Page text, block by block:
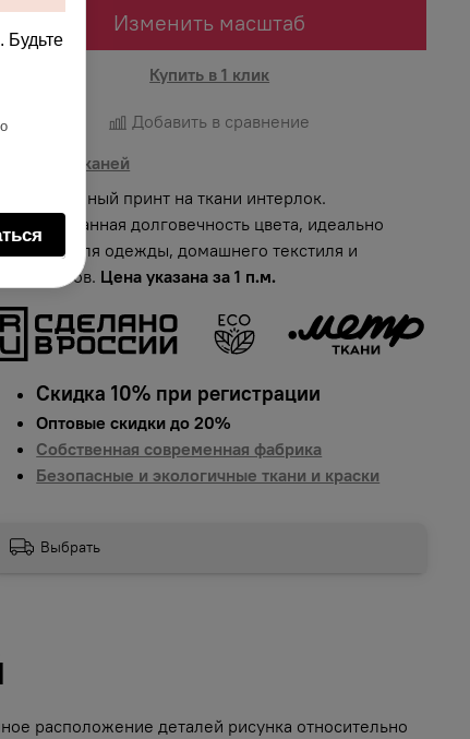
Изменить масштаб
Купить в 1 клик
Добавить в сравнение
Описание тканей
Яркий и сочный принт на ткани интерлок.
Гарантированная долговечность цвета, идеально
подходит для одежды, домашнего текстиля и
аксессуаров. Цена указана за 1 п.м.
Скидка 10% при регистрации
Оптовые скидки до 20%
Собственная современная фабрика
Безопасные и экологичные ткани и краски
Выбрать
расположение деталей рисунка относительно
Будьте